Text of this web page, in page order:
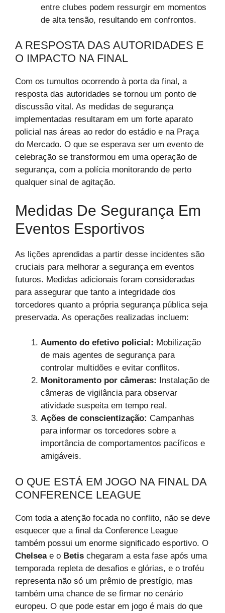
entre clubes podem ressurgir em momentos
de alta tensão, resultando em confrontos.
A RESPOSTA DAS AUTORIDADES E
O IMPACTO NA FINAL
Com os tumultos ocorrendo à porta da final, a
resposta das autoridades se tornou um ponto de
discussão vital. As medidas de segurança
implementadas resultaram em um forte aparato
policial nas áreas ao redor do estádio e na Praça
do Mercado. O que se esperava ser um evento de
celebração se transformou em uma operação de
segurança, com a polícia monitorando de perto
qualquer sinal de agitação.
Medidas De Segurança Em
Eventos Esportivos
As lições aprendidas a partir desse incidentes são
cruciais para melhorar a segurança em eventos
futuros. Medidas adicionais foram consideradas
para assegurar que tanto a integridade dos
torcedores quanto a própria segurança pública seja
preservada. As operações realizadas incluem:
Aumento do efetivo policial: Mobilização
de mais agentes de segurança para
controlar multidões e evitar conflitos.
Monitoramento por câmeras:
Instalação de
câmeras de vigilância para observar
atividade suspeita em tempo real.
Ações de conscientização: Campanhas
para informar os torcedores sobre a
importância de comportamentos pacíficos e
amigáveis.
O QUE ESTÁ EM JOGO NA FINAL DA
CONFERENCE LEAGUE
Com toda a atenção focada no conflito, não se deve
esquecer que a final da Conference League
também possui um enorme significado esportivo. O
Chelseae o Betis chegaram a esta fase após uma
temporada repleta de desafios e glórias, e o troféu
representa não só um prêmio de prestígio, mas
também uma chance de se firmar no cenário
europeu. O que pode estar em jogo é mais do que